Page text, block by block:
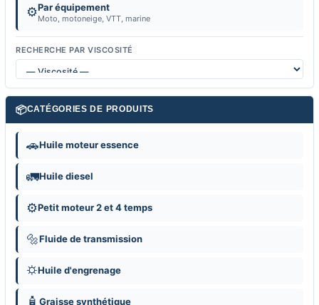
⚙️Par équipement
Moto, motoneige, VTT, marine
RECHERCHE PAR VISCOSITÉ
📦CATÉGORIES DE PRODUITS
🚗Huile moteur essence
🚛Huile diesel
⚙️Petit moteur 2 et 4 temps
🔩Fluide de transmission
⛭Huile d'engrenage
🧴 Graisse synthétique